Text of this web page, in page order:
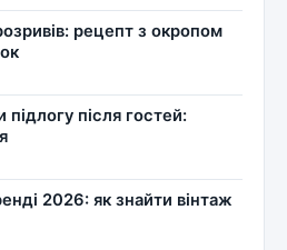
рецепт з окропом
після гостей:
2026: як знайти вінтаж